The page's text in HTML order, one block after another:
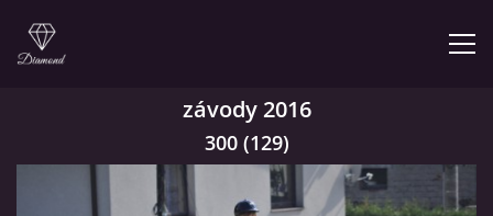
závody 2016
300 (129)